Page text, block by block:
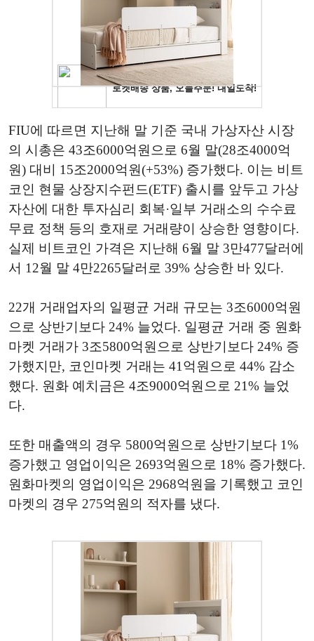
FIU에 따르면 지난해 말 기준 국내 가상자산 시장
의 시총은 43조6000억원으로 6월 말(28조4000억
원) 대비 15조2000억원(+53%) 증가했다. 이는 비트
코인 현물 상장지수펀드(ETF) 출시를 앞두고 가상
자산에 대한 투자심리 회복·일부 거래소의 수수료
무료 정책 등의 호재로 거래량이 상승한 영향이다.
실제 비트코인 가격은 지난해 6월 말 3만477달러에
서 12월 말 4만2265달러로 39% 상승한 바 있다.
22개 거래업자의 일평균 거래 규모는 3조6000억원
으로 상반기보다 24% 늘었다. 일평균 거래 중 원화
마켓 거래가 3조5800억원으로 상반기보다 24% 증
가했지만, 코인마켓 거래는 41억원으로 44% 감소
했다. 원화 예치금은 4조9000억원으로 21% 늘었
다.
또한 매출액의 경우 5800억원으로 상반기보다 1%
증가했고 영업이익은 2693억원으로 18% 증가했다.
원화마켓의 영업이익은 2968억원을 기록했고 코인
마켓의 경우 275억원의 적자를 냈다.